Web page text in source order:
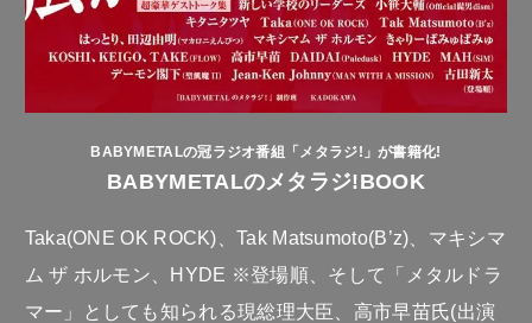
BABYMETALの冠ラジオ番組「メタラジ!」が書籍化!
BABYMETALのメタラジ!BOOK
Taka(ONE OK ROCK)、Tak Matsumoto(B’z)、マキシマ
ム ザ ホルモン、HYDE ※登場順、そして「メタルドラ
マー」としても知られる現総理大臣、高市早苗氏(出演